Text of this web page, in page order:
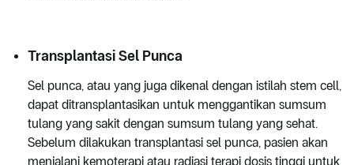
Transplantasi Sel Punca
Sel punca, atau yang juga dikenal dengan istilah stem cell,
dapat ditransplantasikan untuk menggantikan sumsum
tulang yang sakit dengan sumsum tulang yang sehat.
Sebelum dilakukan transplantasi sel punca, pasien akan
menjalani kemoterapi atau radiasi terapi dosis tinggi untuk